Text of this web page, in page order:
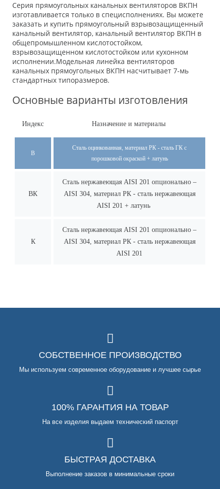
Серия прямоугольных канальных вентиляторов ВКПН
изготавливается только в специсполнениях. Вы можете
заказать и купить прямоугольный взрывозащищенный
канальный вентилятор, канальный вентилятор ВКПН в
общепромышленном кислотостойком,
взрывозащищенном кислотостойком или кухонном
исполнении.Модельная линейка вентиляторов
канальных прямоугольных ВКПН насчитывает 7-мь
стандартных типоразмеров.
Основные варианты изготовления
Индекс Назначение и материалы
В
Сталь оцинкованная, материал РК - сталь ГК с
порошковой окраской + латунь
ВК
Сталь нержавеющая AISI 201 опционально –
AISI 304, материал РК - сталь нержавеющая
AISI 201 + латунь
К
Сталь нержавеющая AISI 201 опционально –
AISI 304, материал РК - сталь нержавеющая
AISI 201
СОБСТВЕННОЕ ПРОИЗВОДСТВО
Мы используем современное оборудование и лучшее сырье
100% ГАРАНТИЯ НА ТОВАР
На все изделия выдаем технический паспорт
БЫСТРАЯ ДОСТАВКА
Выполнение заказов в минимальные сроки